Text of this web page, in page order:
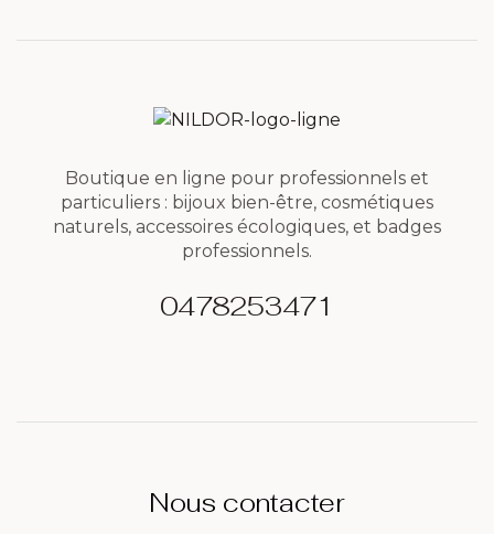
Boutique en ligne pour professionnels et
particuliers : bijoux bien-être, cosmétiques
naturels, accessoires écologiques, et badges
professionnels.
0478253471
Nous contacter